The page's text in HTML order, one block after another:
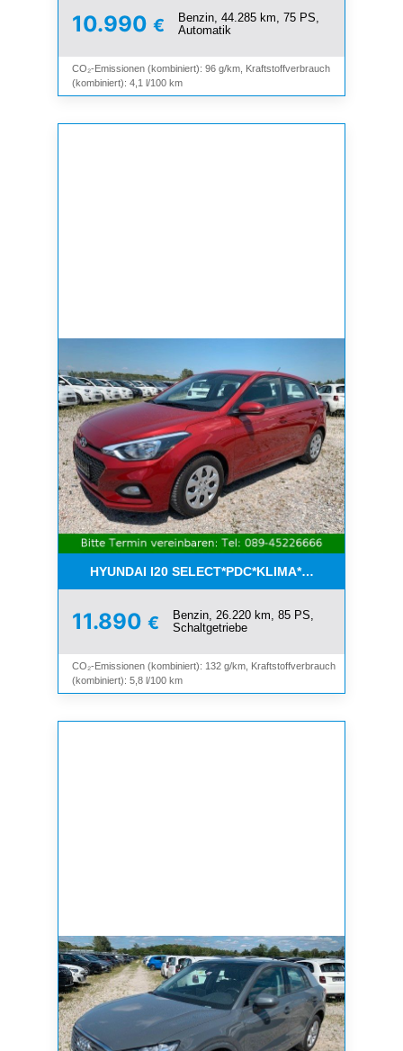
10.990 €
Benzin, 44.285 km, 75 PS,
Automatik
CO₂-Emissionen (kombiniert): 96 g/km, Kraftstoffverbrauch
(kombiniert): 4,1 l/100 km
HYUNDAI I20 SELECT*PDC*KLIMA*ESP*8-
11.890 €
Benzin, 26.220 km, 85 PS,
Schaltgetriebe
CO₂-Emissionen (kombiniert): 132 g/km, Kraftstoffverbrauch
(kombiniert): 5,8 l/100 km